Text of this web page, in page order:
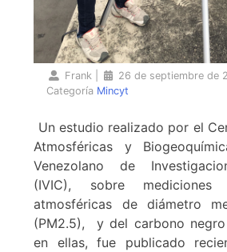
Frank
26 de septiembre de
Categoría Mincyt
Un estudio realizado por el
Atmosféricas y
Venezolano de
(IVIC), sobre
atmosféricas de diámetro
(PM2.5), y del carbono negro
en ellas, fue publicado